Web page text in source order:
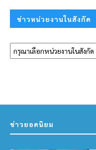
ข่าวหน่วยงานในสังกัด
ข่าวยอดนิยม